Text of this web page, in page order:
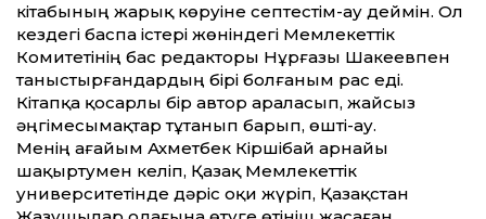
кітабының жарық көруіне септестім-ау деймін. Ол
кез­дегі баспа істері жөніндегі Мемлекет­тік
Комитетінің бас редакторы Нұрғазы Шакеевпен
таныстырғандардың бірі болғаным рас еді.
Кітапқа қосарлы бір автор араласып, жайсыз
әңгімесымақтар тұтанып барып, өшті-ау.
Менің ағайым Ахметбек Кіршібай арнайы
шақыртумен келіп, Қазақ Мемлекет­тік
университетінде дәріс оқи жүріп, Қазақ­стан